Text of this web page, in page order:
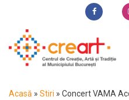
Acasă » Stiri » Concert VAMA